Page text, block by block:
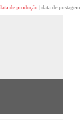
de produção data de postagem
exposta na